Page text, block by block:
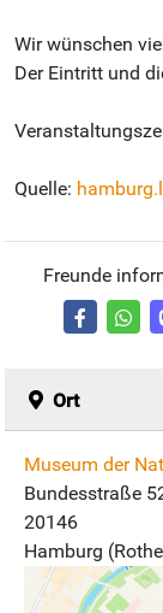
Wir wünschen
Der Eintritt und
Quelle:
Freunde
Ort
Museum der
Bundesstraße
20146
Hamburg